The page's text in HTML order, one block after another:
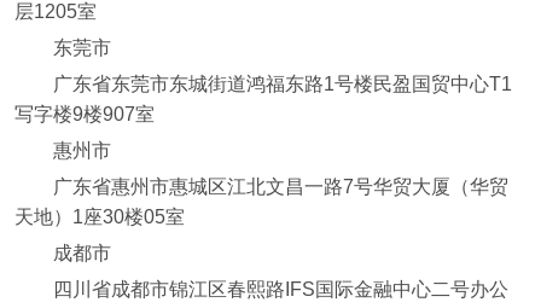
层1205室
东莞市
广东省东莞市东城街道鸿福东路1号楼民盈国贸中心T1
写字楼9楼907室
惠州市
广东省惠州市惠城区江北文昌一路7号华贸大厦（华贸
天地）1座30楼05室
成都市
四川省成都市锦江区春熙路IFS国际金融中心二号办公